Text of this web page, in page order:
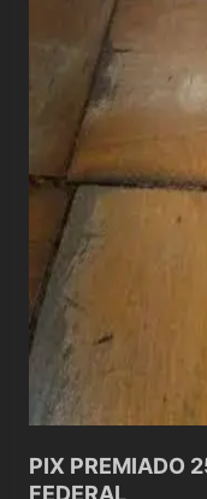
PIX PREMIADO
FEDERAL